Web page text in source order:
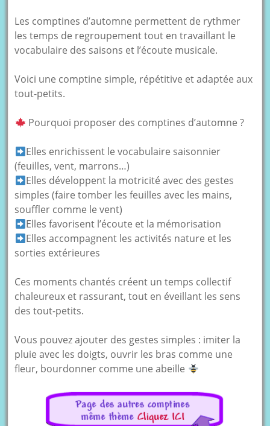
Les comptines d’automne permettent de rythmer
les temps de regroupement tout en travaillant le
vocabulaire des saisons et l’écoute musicale.
Voici une comptine simple, répétitive et adaptée aux
tout-petits.
Pourquoi proposer des comptines d’automne ?
Elles enrichissent le vocabulaire saisonnier
(feuilles, vent, marrons…)
Elles développent la motricité avec des gestes
simples (faire tomber les feuilles avec les mains,
souffler comme le vent)
Elles favorisent l’écoute et la mémorisation
Elles accompagnent les activités nature et les
sorties extérieures
Ces moments chantés créent un temps collectif
chaleureux et rassurant, tout en éveillant les sens
des tout-petits.
Vous pouvez ajouter des gestes simples : imiter la
pluie avec les doigts, ouvrir les bras comme une
fleur, bourdonner comme une abeille